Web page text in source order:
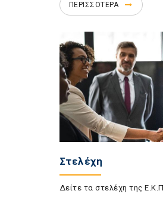
ΠΕΡΙΣΣΟΤΕΡΑ
Στελέχη
Δείτε τα στελέχη της